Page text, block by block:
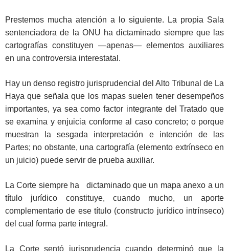
Prestemos mucha atención a lo siguiente. La propia Sala
sentenciadora de la ONU ha dictaminado siempre que las
cartografías constituyen —apenas— elementos auxiliares
en una controversia interestatal.
Hay un denso registro jurisprudencial del Alto Tribunal de La
Haya que señala que los mapas suelen tener desempeños
importantes, ya sea como factor integrante del Tratado que
se examina y enjuicia conforme al caso concreto; o porque
muestran la sesgada interpretación e intención de las
Partes; no obstante, una cartografía (elemento extrínseco en
un juicio) puede servir de prueba auxiliar.
La Corte siempre ha dictaminado que un mapa anexo a un
título jurídico constituye, cuando mucho, un aporte
complementario de ese título (constructo jurídico intrínseco)
del cual forma parte integral.
La Corte sentó jurisprudencia cuando determinó que la